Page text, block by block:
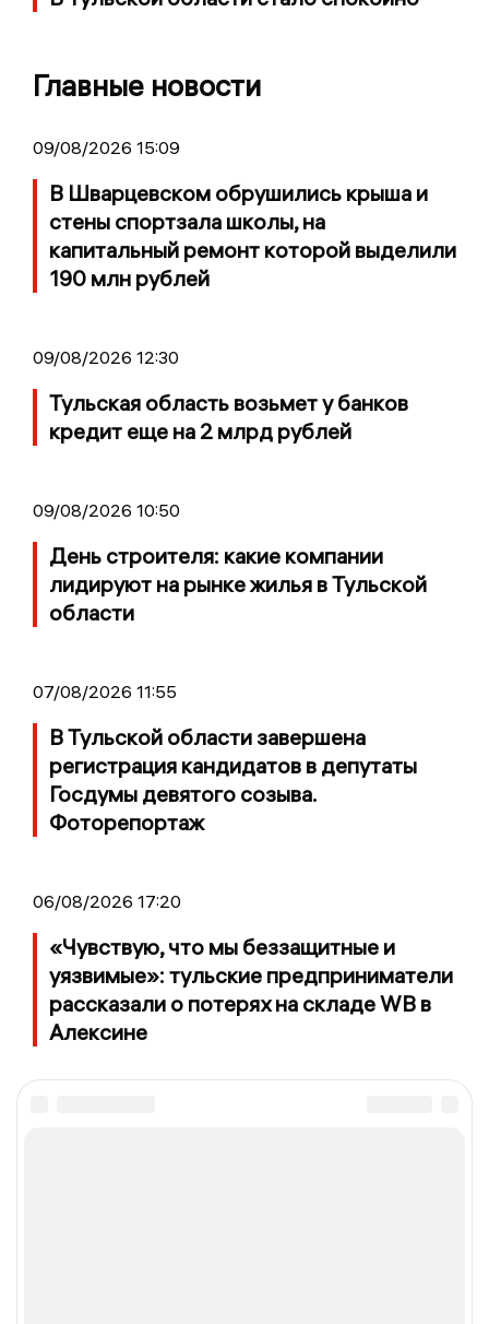
Главные новости
09/08/2026 15:09
В Шварцевском обрушились крыша и
стены спортзала школы, на
капитальный ремонт которой выделили
190 млн рублей
09/08/2026 12:30
Тульская область возьмет у банков
кредит еще на 2 млрд рублей
09/08/2026 10:50
День строителя: какие компании
лидируют на рынке жилья в Тульской
области
07/08/2026 11:55
В Тульской области завершена
регистрация кандидатов в депутаты
Госдумы девятого созыва.
Фоторепортаж
06/08/2026 17:20
«Чувствую, что мы беззащитные и
уязвимые»: тульские предприниматели
рассказали о потерях на складе WB в
Алексине